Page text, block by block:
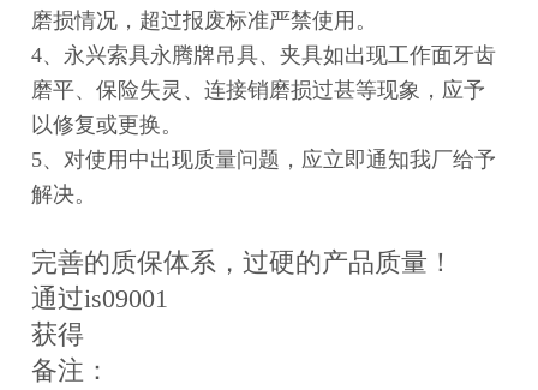
磨损情况，超过报废标准严禁使用。
4、永兴索具永腾牌吊具、夹具如出现工作面牙齿
磨平、保险失灵、连接销磨损过甚等现象，应予
以修复或更换。
5、对使用中出现质量问题，应立即通知我厂给予
解决。
完善的质保体系，过硬的产品质量！
通过is09001
获得
备注：